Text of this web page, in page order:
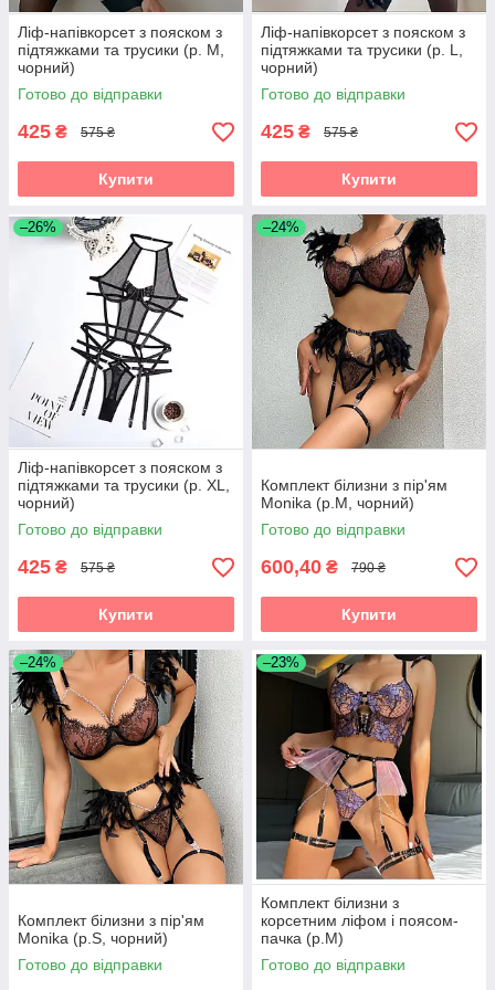
Ліф-напівкорсет з пояском з
підтяжками та трусики (р. М,
чорний)
Готово до відправки
425 ₴ 575 ₴
Купити
Ліф-напівкорсет з пояском з
підтяжками та трусики (р. L,
чорний)
Готово до відправки
425 ₴ 575 ₴
Купити
–26%
Ліф-напівкорсет з пояском з
підтяжками та трусики (р. XL,
чорний)
Готово до відправки
425 ₴ 575 ₴
Купити
–24%
Комплект білизни з пір'ям
Monika (р.M, чорний)
Готово до відправки
600,40 ₴ 790 ₴
Купити
–24%
Комплект білизни з пір'ям
Monika (р.S, чорний)
Готово до відправки
–23%
Комплект білизни з
корсетним ліфом і поясом-
пачка (р.M)
Готово до відправки